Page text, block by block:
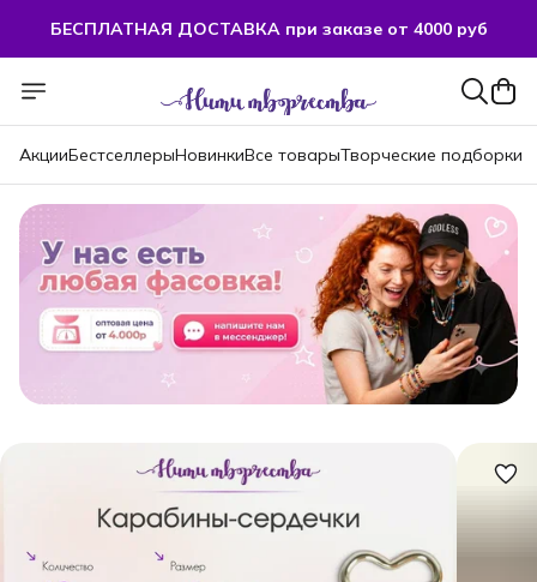
БЕСПЛАТНАЯ ДОСТАВКА при заказе от 4000 руб
БЕСПЛАТНАЯ ДОСТАВКА при заказе от 4000 руб
АкцииБестселлерыНовинкиВсе товарыТворческие подборки